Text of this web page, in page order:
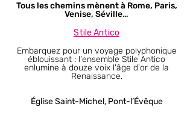
Tous les chemins mènent à Rome, Paris,
Venise, Séville…
Stile Antico​​​​​​​​​​​​
Embarquez pour un voyage polyphonique
éblouissant : l'ensemble Stile Antico
enlumine à douze voix l'âge d'or de la
Renaissance.
Église Saint-Michel, Pont-l’Évêque